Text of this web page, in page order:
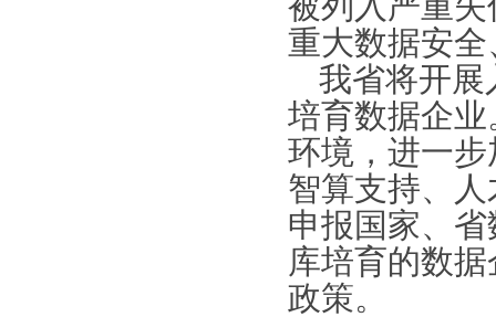
重大数据安
我省将开展
培育数据企
环境，进一
智算支持、
申报国家、
库培育的数
政策。